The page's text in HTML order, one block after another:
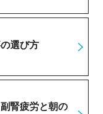
選び方
腎疲労と朝の